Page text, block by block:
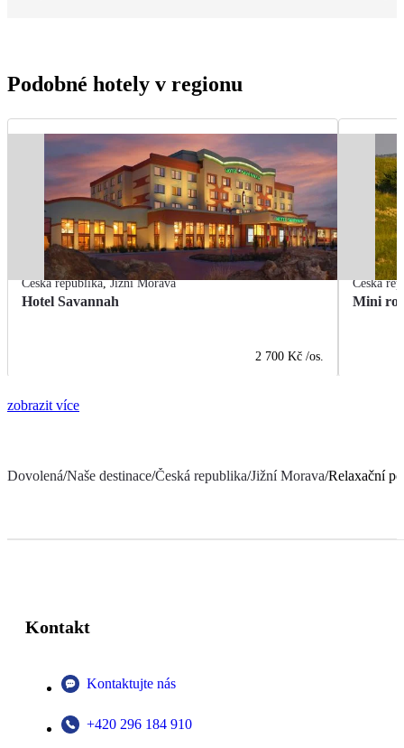
Podobné hotely v regionu
Česká republika,Jižní Morava
Hotel Savannah
2 700 Kč /os.
Česká
zobrazit více
Dovolená/Naše destinace/Česká republika/Jižní Morava/Relaxační
Kontakt
Kontaktujte nás
+420 296 184 910